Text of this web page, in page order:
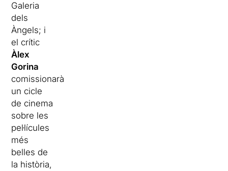
Galeria
dels
Àngels; i
el crític
Àlex
Gorina
comissionarà
un cicle
de cinema
sobre les
pel·lícules
més
belles de
la història,